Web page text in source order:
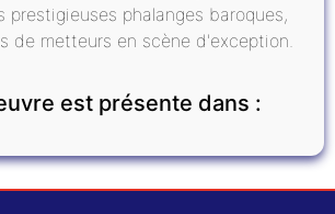
prestigieuses phalanges baroques,
de metteurs en scène d'exception.
est présente dans :